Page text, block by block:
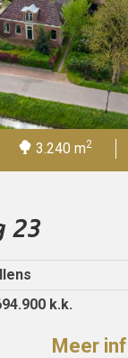
3.240 m2
23
k.k.
Meer